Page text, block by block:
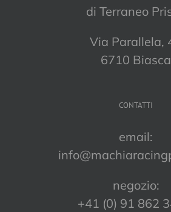
di Terraneo
Via Parallela,
6710 Biasca
CONTATTI
email:
negozio:
+41 (0) 91 862